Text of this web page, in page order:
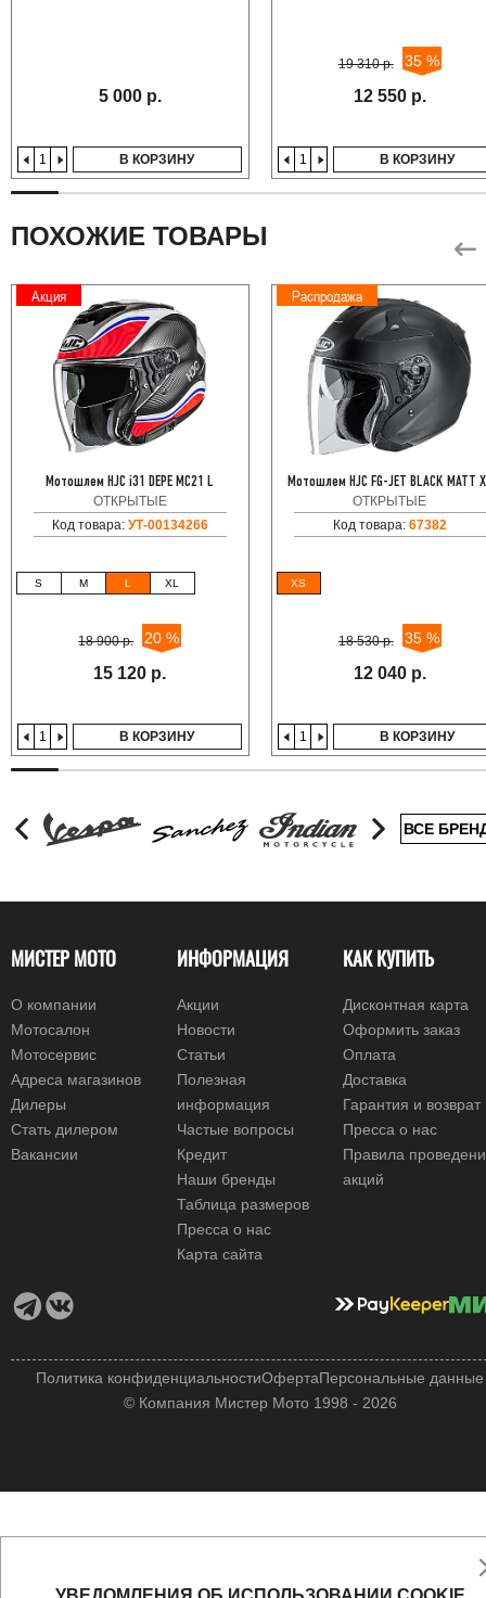
5 000 р.
В КОРЗИНУ
19 310 р. 35 %
12 550 р.
В КОРЗИНУ
ПОХОЖИЕ ТОВАРЫ
Акция
Мотошлем HJC i31 DEPE MC21 L
ОТКРЫТЫЕ
Код товара: УТ-00134266
S M L XL
18 900 р. 20 %
15 120 р.
В КОРЗИНУ
Распродажа
Мотошлем HJC FG-JET BLACK MATT
ОТКРЫТЫЕ
Код товара: 67382
XS
18 530 р. 35 %
12 040 р.
В КОРЗИНУ
ВСЕ
МИСТЕР МОТО
О компании
Мотосалон
Мотосервис
Адреса магазинов
Дилеры
Стать дилером
Вакансии
ИНФОРМАЦИЯ
Акции
Новости
Статьи
Полезная
информация
Частые вопросы
Кредит
Наши бренды
Таблица размеров
Пресса о нас
Карта сайта
КАК КУПИТЬ
Дисконтная карта
Оформить заказ
Оплата
Доставка
Гарантия и возврат
Пресса о нас
Правила
акций
© Компания Мистер Мото 1998 - 2026
Политика конфиденциальностиОфертаПерсональные данные